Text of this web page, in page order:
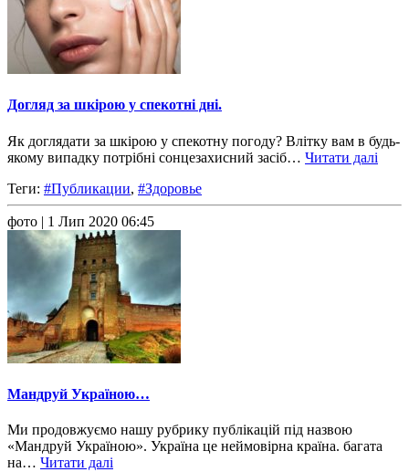
Догляд за шкірою у спекотні дні.
Як доглядати за шкірою у спекотну погоду? Влітку вам в будь-
якому випадку потрібні сонцезахисний засіб… Читати далі
Теги: #Публикации, #Здоровье
фото | 1 Лип 2020 06:45
Мандруй Україною…
Ми продовжуємо нашу рубрику публікацій під назвою
«Мандруй Україною». Україна це неймовірна країна. багата
на… Читати далі